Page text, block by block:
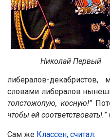
Николай Первый
либералов-декабристов,
словами либералов
толстожопую, косную!”
чтобы ей соответствовать!.”
Сам же Классен, считал: